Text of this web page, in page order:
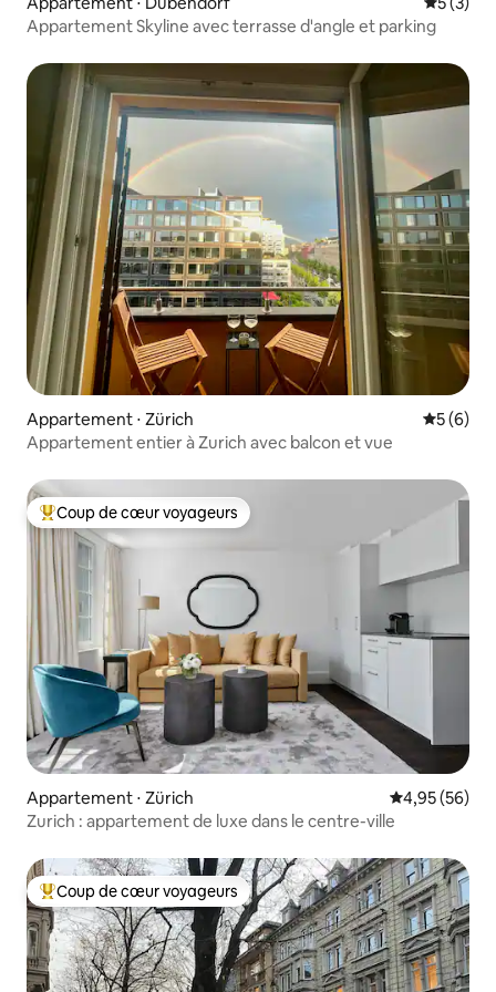
Appartement Skyline avec terrasse d'angle et parking
Appartement ⋅ Zürich
5 (6)
Appartement entier à Zurich avec balcon et vue
Coups de cœur voyageurs les plus appréciés
Coup de cœur voyageurs
Appartement ⋅ Zürich Évaluation
4,95 (56)
Zurich : appartement de luxe dans le centre-ville
Coups de cœur voyageurs les plus appréciés
Coup de cœur voyageurs